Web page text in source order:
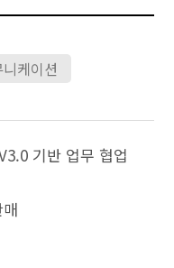
케이션
기반 업무 협업